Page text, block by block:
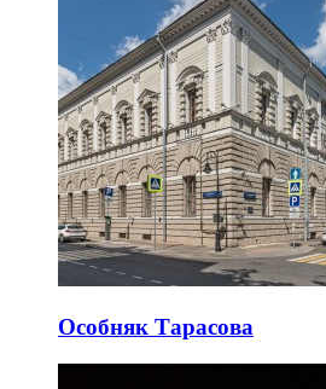
Особняк Тарасова